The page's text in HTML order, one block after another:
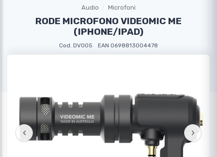
Audio
Microfoni
RODE MICROFONO VIDEOMIC ME
(IPHONE/IPAD)
Cod. DV005 EAN 0698813004478
‹ ›